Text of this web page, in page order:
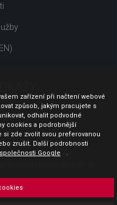
pro spotřebitele
zařízení při načtení webové
způsob, jakým pracujete s
odhalit podvodné
cookies a podrobnější
zde zvolit svou preferovanou
zrušit. Další podrobnosti
Google .